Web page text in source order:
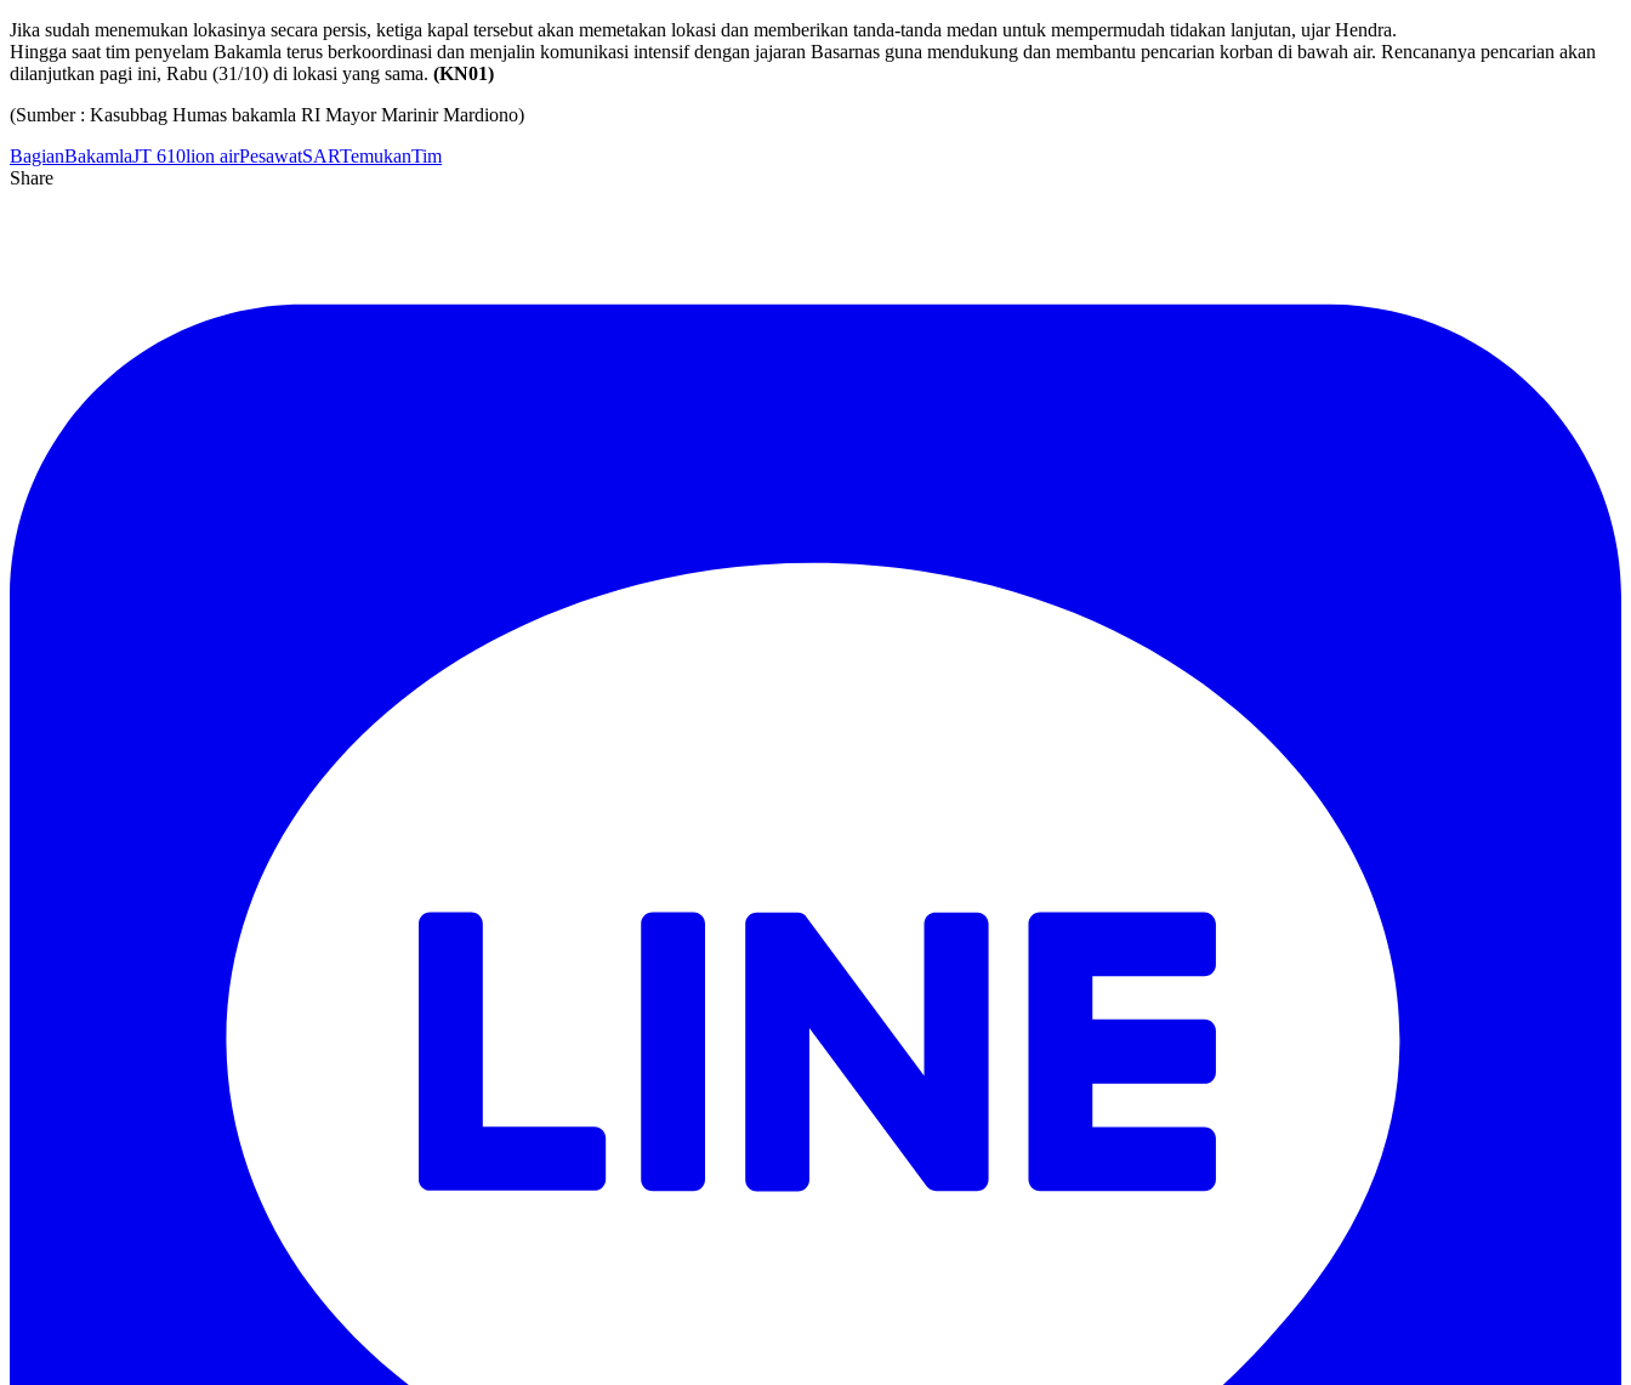
Jika sudah menemukan lokasinya secara persis, ketiga kapal tersebut akan memetakan lokasi dan memberikan tanda-tanda medan untuk mempermudah tidakan lanjutan, ujar Hendra.
Hingga saat tim penyelam Bakamla terus berkoordinasi dan menjalin komunikasi intensif dengan jajaran Basarnas guna mendukung dan membantu pencarian korban di bawah air. Rencananya pencarian akan
dilanjutkan pagi ini, Rabu (31/10) di lokasi yang sama. (KN01)
(Sumber : Kasubbag Humas bakamla RI Mayor Marinir Mardiono)
BagianBakamlaJT 610lion airPesawatSARTemukanTim
Share